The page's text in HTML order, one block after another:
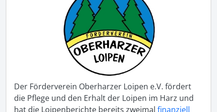
Der Förderverein Oberharzer Loipen e.V. fördert
die Pflege und den Erhalt der Loipen im Harz und
hat die Loipenberichte bereits zweimal finanziell